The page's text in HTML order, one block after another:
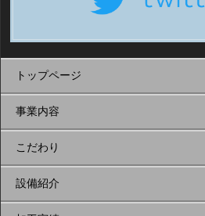
トップページ
事業内容
こだわり
設備紹介